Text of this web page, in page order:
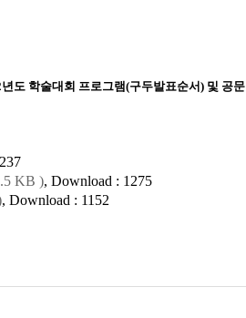
도 학술대회 프로그램(구두발표순서) 및 공문
KB ), Download : 1275
, Download : 1152